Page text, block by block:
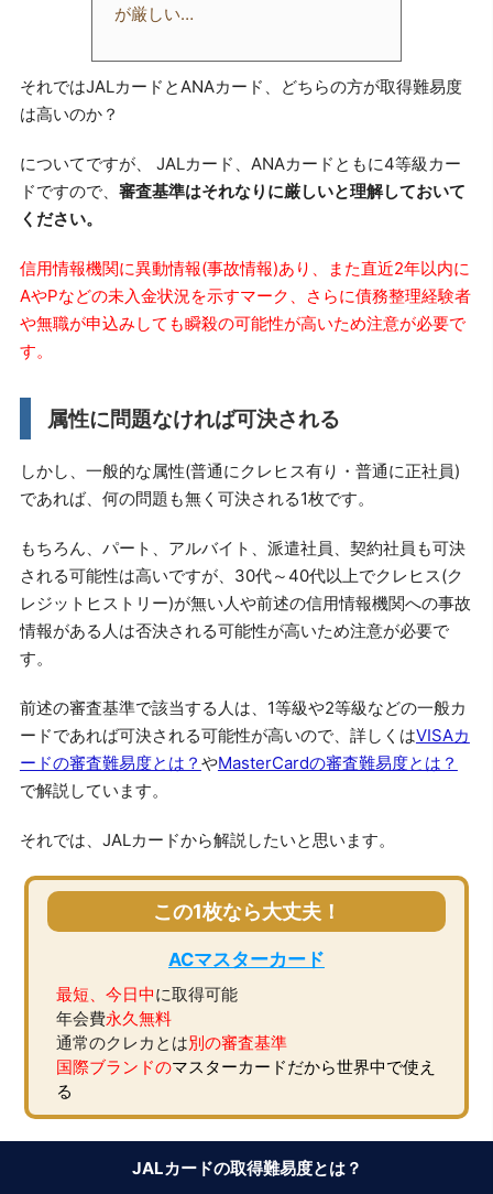
が厳しい…
それではJALカードとANAカード、どちらの方が取得難易度
は高いのか？
についてですが、 JALカード、ANAカードともに4等級カー
ドですので、 審査基準はそれなりに厳しいと理解しておいて
ください。
信用情報機関に異動情報(事故情報)あり、また直近2年以内に
AやPなどの未入金状況を示すマーク、さらに債務整理経験者
や無職が申込みしても瞬殺の可能性が高いため注意が必要で
す。
属性に問題なければ可決される
しかし、一般的な属性(普通にクレヒス有り・普通に正社員)
であれば、何の問題も無く可決される1枚です。
もちろん、パート、アルバイト、派遣社員、契約社員も可決
される可能性は高いですが、30代～40代以上でクレヒス(ク
レジットヒストリー)が無い人や前述の信用情報機関への事故
情報がある人は否決される可能性が高いため注意が必要で
す。
前述の審査基準で該当する人は、1等級や2等級などの一般カ
ードであれば可決される可能性が高いので、詳しくはVISAカ
ードの審査難易度とは？ やMasterCardの審査難易度とは？
で解説しています。
それでは、JALカードから解説したいと思います。
この1枚なら大丈夫！
ACマスターカード
最短、今日中に取得可能
年会費永久無料
通常のクレカとは別の審査基準
国際ブランドのマスターカードだから世界中で使え
る
JALカードの取得難易度とは？